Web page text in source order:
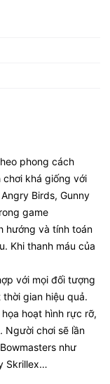
phong cách
chơi khá giống với
Birds, Gunny
game
hướng và tính toán
Khi thanh máu của
với mọi đối tượng
gian hiệu quả.
hoạt hình rực rỡ,
Người chơi sẽ lần
như
Skrillex…